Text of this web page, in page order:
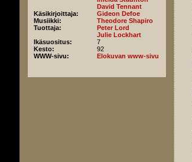
David Tennant
Käsikirjoittaja:
Gideon Defoe
Musiikki:
Theodore Shapiro
Tuottaja:
Peter Lord
Julie Lockhart
Ikäsuositus:
7
Kesto:
92
WWW-sivu:
Elokuvan www-sivu